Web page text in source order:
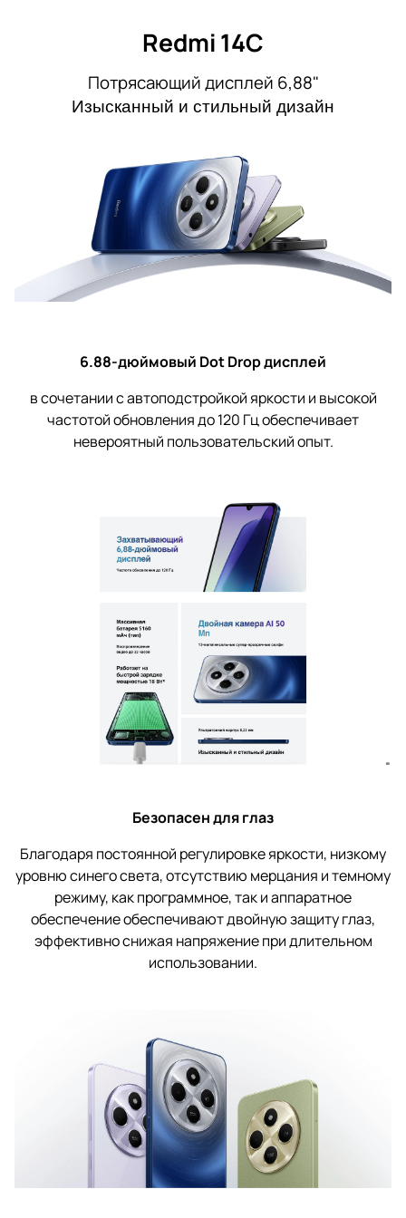
Redmi 14C
Потрясающий дисплей 6,88"
Изысканный и стильный дизайн
6.88-дюймовый Dot Drop дисплей
в сочетании с автоподстройкой яркости и высокой
частотой обновления до 120 Гц обеспечивает
невероятный пользовательский опыт.
Безопасен для глаз
Благодаря постоянной регулировке яркости, низкому
уровню синего света, отсутствию мерцания и темному
режиму, как программное, так и аппаратное
обеспечение обеспечивают двойную защиту глаз,
эффективно снижая напряжение при длительном
использовании.